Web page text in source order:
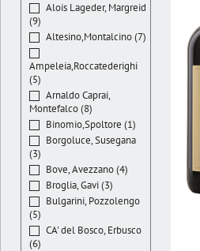
Alois Lageder, Margreid
(9)
Altesino,Montalcino (7)
Ampeleia,Roccatederighi
(5)
Arnaldo Caprai,
Montefalco (8)
Binomio,Spoltore (1)
Borgoluce, Susegana
(3)
Bove, Avezzano (4)
Broglia, Gavi (3)
Bulgarini, Pozzolengo
(5)
CA' del Bosco, Erbusco
(6)